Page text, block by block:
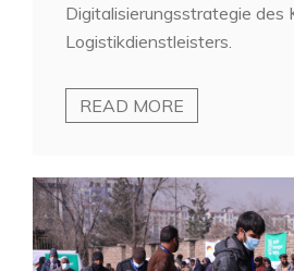
Digitalisierungsstrategie des
Logistikdienstleisters.
READ MORE